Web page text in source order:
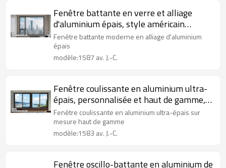
Fenêtre battante en verre et alliage
d'aluminium épais, style américain
moderne, pour projet hôtelier
Fenêtre battante moderne en alliage d'aluminium
épais
modèle:1587 av. J.-C.
Fenêtre coulissante en aluminium ultra-
épais, personnalisée et haut de gamme,
pour projet hôtelier américain
Fenêtre coulissante en aluminium ultra-épais sur
mesure haut de gamme
modèle:1583 av. J.-C.
Fenêtre oscillo-battante en aluminium de